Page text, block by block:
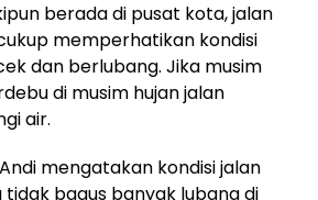
berada di pusat kota, jalan
memperhatikan kondisi
dan berlubang. Jika musim
di musim hujan jalan
air.
mengatakan kondisi jalan
bagus banyak lubang di